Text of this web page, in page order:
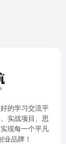
的学习交流平
实战项目、思
现每一个平凡
品牌！